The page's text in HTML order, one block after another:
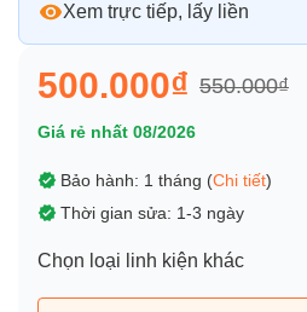
Xem trực tiếp, lấy liền
500.000₫ 550.000₫
Giá rẻ nhất 08/2026
Bảo hành: 1 tháng (Chi tiết)
Thời gian sửa: 1-3 ngày
Chọn loại linh kiện khác